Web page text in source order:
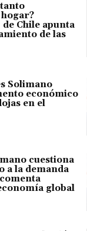
Chile apunta
de las
Solimano
económico
en el
cuestiona
a la demanda
global